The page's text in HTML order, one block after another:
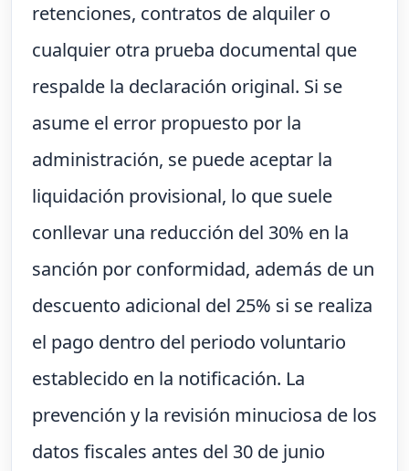
retenciones, contratos de alquiler o
cualquier otra prueba documental que
respalde la declaración original. Si se
asume el error propuesto por la
administración, se puede aceptar la
liquidación provisional, lo que suele
conllevar una reducción del 30% en la
sanción por conformidad, además de un
descuento adicional del 25% si se realiza
el pago dentro del periodo voluntario
establecido en la notificación. La
prevención y la revisión minuciosa de los
datos fiscales antes del 30 de junio